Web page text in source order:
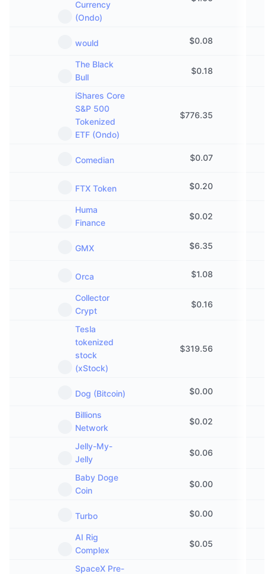
Currency
(Ondo)
would $0.08
The Black
Bull
$0.18
iShares Core
S&P 500
Tokenized
ETF (Ondo)
$776.35
Comedian $0.07
FTX Token $0.20
Huma
Finance
$0.02
GMX $6.35
Orca $1.08
Collector
Crypt
$0.16
Tesla
tokenized
stock
(xStock)
$319.56
Dog (Bitcoin) $0.00
Billions
Network
$0.02
Jelly-My-
Jelly
$0.06
Baby Doge
Coin
$0.00
Turbo $0.00
AI Rig
Complex
$0.05
SpaceX Pre-